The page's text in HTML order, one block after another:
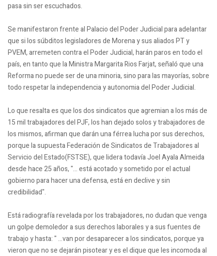
pasa sin ser escuchados.
Se manifestaron frente al Palacio del Poder Judicial para adelantar
que si los súbditos legisladores de Morena y sus aliados PT y
PVEM, arremeten contra el Poder Judicial, harán paros en todo el
país, en tanto que la Ministra Margarita Rios Farjat, señaló que una
Reforma no puede ser de una minoria, sino para las mayorías, sobre
todo respetar la independencia y autonomia del Poder Judicial.
Lo que resalta es que los dos sindicatos que agremian a los más de
15 mil trabajadores del PJF, los han dejado solos y trabajadores de
los mismos, afirman que darán una férrea lucha por sus derechos,
porque la supuesta Federación de Sindicatos de Trabajadores al
Servicio del Estado(FSTSE), que lidera todavía Joel Ayala Almeida
desde hace 25 años, "... está acotado y sometido por el actual
gobierno para hacer una defensa, está en declive y sin
credibilidad".
Está radiografía revelada por los trabajadores, no dudan que venga
un golpe demoledor a sus derechos laborales y a sus fuentes de
trabajo y hasta: " ...van por desaparecer a los sindicatos, porque ya
vieron que no se dejarán pisotear y es el dique que les incomoda al